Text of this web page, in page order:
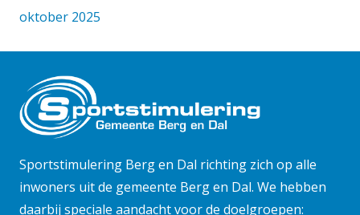
oktober 2025
juni 2025
mei 2025
april 2025
maart 2025
februari 2025
januari 2025
Sportstimulering Berg en Dal richting zich op alle
inwoners uit de gemeente Berg en Dal. We hebben
daarbij speciale aandacht voor de doelgroepen: